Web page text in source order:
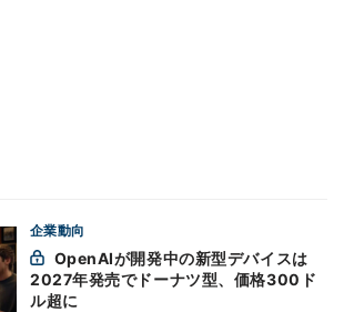
企業動向
2027年発売でドーナツ型、価格300ド
ル超に